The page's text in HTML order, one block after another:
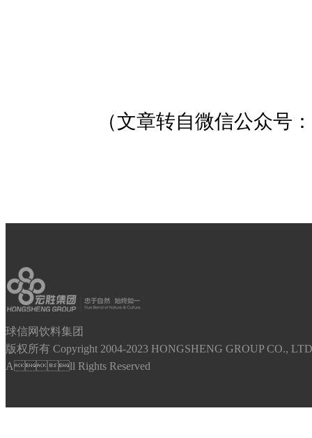
（文章转自微信公众号
球信网饮料集团
版权所有 Copyright 2004-2023 HONGSHENG GROUP CO.,
All Rights Reserved